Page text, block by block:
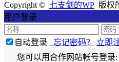
Copyright © 七支剑的WP 版权
用户登录
自动登录 忘记密码？
立即
您可以用合作网站帐号登录: